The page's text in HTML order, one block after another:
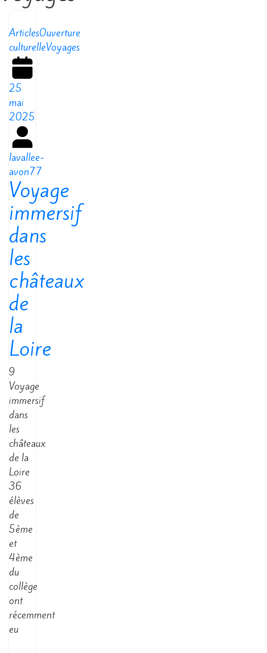
ArticlesOuverture
culturelleVoyages
25
mai
2025
lavallee-
avon77
Voyage
immersif
dans
les
châteaux
de
la
Loire
9
Voyage
immersif
dans
les
châteaux
de la
Loire
36
élèves
de
5ème
et
4ème
du
collège
ont
récemment
eu